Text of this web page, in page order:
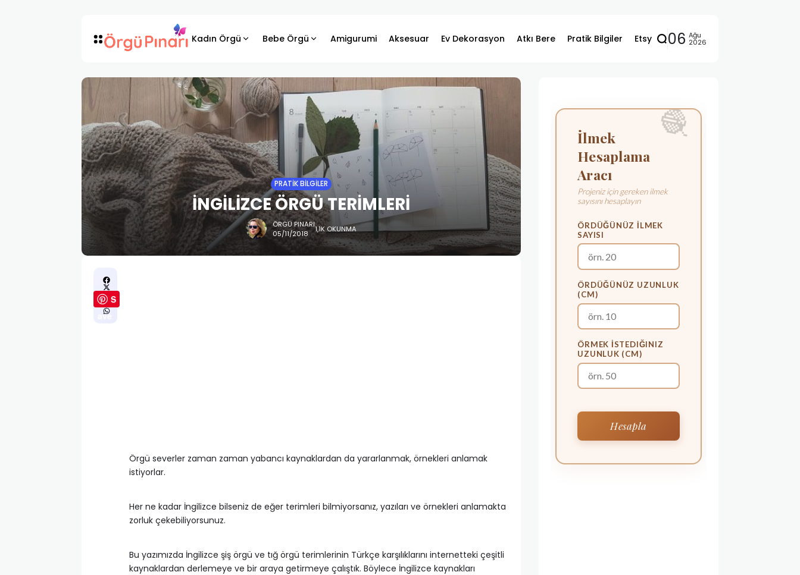
Kadın Örgü Bebe Örgü Amigurumi Aksesuar Ev Dekorasyon Atkı Bere Pratik Bilgiler Etsy 06 Ağu
2026
PRATIK BILGILER
İNGİLİZCE ÖRGÜ TERİMLERİ
ÖRGÜ PINARI
05/11/2018
1,1K OKUNMA
Örgü severler zaman zaman yabancı kaynaklardan da yararlanmak, örnekleri anlamak
istiyorlar.
Her ne kadar İngilizce bilseniz de eğer terimleri bilmiyorsanız, yazıları ve örnekleri anlamakta
zorluk çekebiliyorsunuz.
Bu yazımızda İngilizce şiş örgü ve tığ örgü terimlerinin Türkçe karşılıklarını internetteki çeşitli
kaynaklardan derlemeye ve bir araya getirmeye çalıştık. Böylece İngilizce kaynakları
S
ave